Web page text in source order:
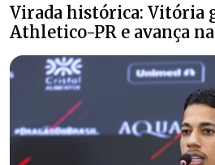
Virada histórica: Vitória
Athletico-PR e avança